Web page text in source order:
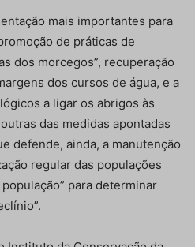
mais importantes para
de práticas de
dos morcegos”, recuperação
dos cursos de água, e a
a ligar os abrigos às
das medidas apontadas
defende, ainda, a manutenção
regular das populações
para determinar